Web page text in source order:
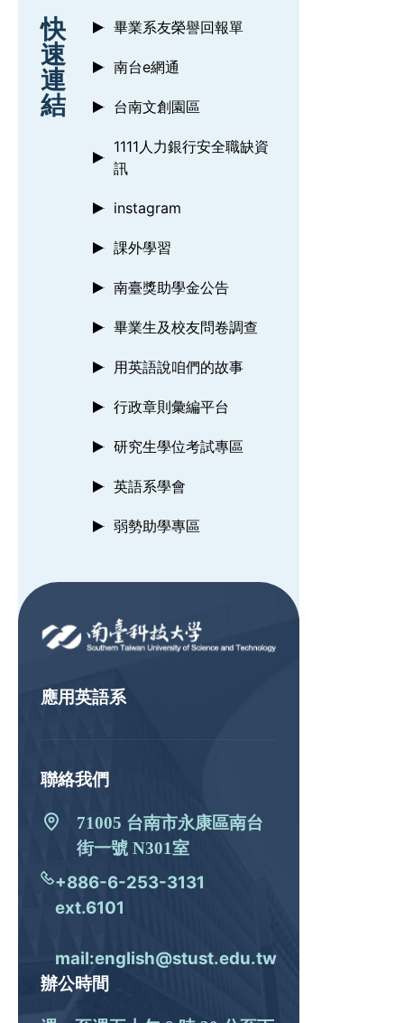
:::
快
速
連
結
畢業系友榮譽回報單
南台e網通
台南文創園區
1111人力銀行安全職缺資
訊
instagram
課外學習
南臺獎助學金公告
畢業生及校友問卷調查
用英語說咱們的故事
行政章則彙編平台
研究生學位考試專區
英語系學會
弱勢助學專區
應用英語系
聯絡我們
71005 台南市永康區南台
街一號 N301室
+886-6-253-3131
ext.6101
mail:english@stust.edu.tw
辦公時間